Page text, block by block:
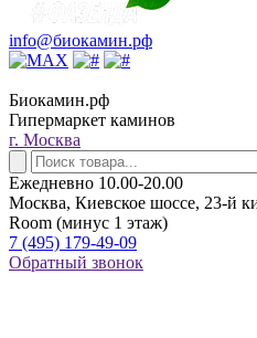
info@биокамин.рф
Биокамин.рф
Гипермаркет каминов
г. Москва
Ежедневно 10.00-20.00
Москва, Киевское шоссе, 23-й
Room (минус 1 этаж)
7 (495) 179-49-09
Обратный звонок